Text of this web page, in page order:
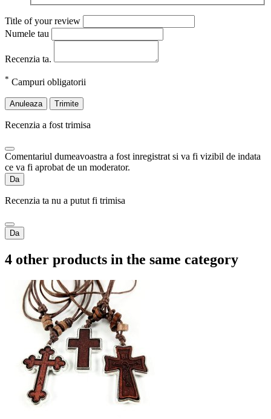
Title of your review
Numele tau
Recenzia ta.
* Campuri obligatorii
Anuleaza Trimite
Recenzia a fost trimisa
Comentariul dumeavoastra a fost inregistrat si va fi vizibil de indata
ce va fi aprobat de un moderator.
Da
Recenzia ta nu a putut fi trimisa
Da
4 other products in the same category